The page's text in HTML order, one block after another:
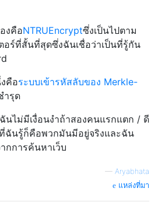
งคือNTRUEncryptซึ่งเป็นไปตาม
อร์ที่สั้นที่สุดซึ่งฉันเชื่อว่าเป็นที่รู้กัน
คือระบบเข้ารหัสลับของ Merkle-
ำรุด
นไม่มีเงื่อนงำถ้าสองคนแรกแตก / ดี
ฉันรู้ก็คือพวกมันมีอยู่จริงและฉัน
กการค้นหาเว็บ
— Aryabhata
แหล่งที่มา